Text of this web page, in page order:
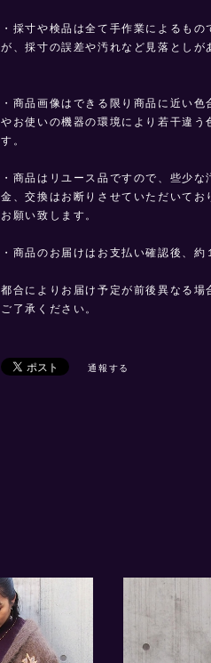
・採寸や検品は全て手作業によるも
が、採寸の誤差や汚れなど見落としが
・商品画像はできる限り商品に近い
やお使いの機器の環境により若干違う
す。
・商品はリユース品ですので、些少
金、交換はお断りさせていただいてお
お願い致します。
・商品のお届けはお支払い確認後、約
都合によりお届け予定が前後異なる場
ご了承ください。
通報する